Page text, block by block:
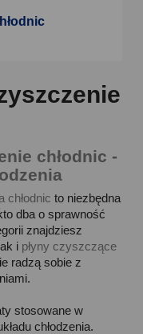
chłodnic -
chłodnic to niezbędna
dba o sprawność
znajdziesz
i płyny czyszczące
radzą sobie z
stosowane w
chłodzenia.